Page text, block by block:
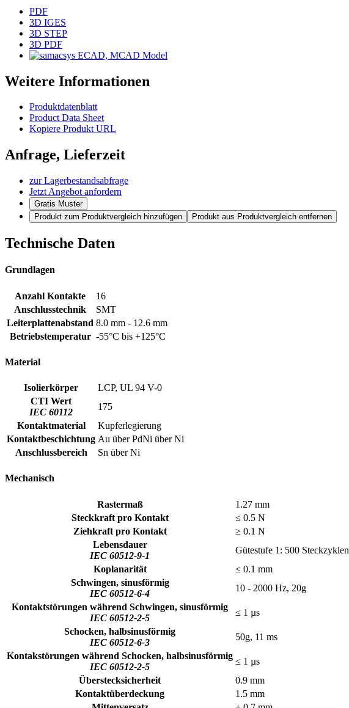
PDF
3D IGES
3D STEP
3D PDF
ECAD, MCAD Model
Weitere Informationen
Produktdatenblatt
Product Data Sheet
Kopiere Produkt URL
Anfrage, Lieferzeit
zur Lagerbestandsabfrage
Jetzt Angebot anfordern
Gratis Muster
Produkt zum Produktvergleich hinzufügen
Produkt aus Produktvergleich entfernen
Technische Daten
Grundlagen
Anzahl Kontakte
16
Anschlusstechnik
SMT
Leiterplattenabstand 8.0 mm - 12.6 mm
Betriebstemperatur -55°C bis +125°C
Material
Isolierkörper
LCP, UL 94 V-0
CTI Wert
IEC 60112
175
Kontaktmaterial
Kupferlegierung
Kontaktbeschichtung Au über PdNi über Ni
Anschlussbereich
Sn über Ni
Mechanisch
Rastermaß
1.27 mm
Steckkraft pro Kontakt
≤ 0.5 N
Ziehkraft pro Kontakt
≥ 0.1 N
Lebensdauer
IEC 60512-9-1
Gütestufe 1: 500 Steckzyklen
Koplanarität
≤ 0.1 mm
Schwingen, sinusförmig
IEC 60512-6-4
10 - 2000 Hz, 20g
Kontaktstörungen während Schwingen, sinusförmig
IEC 60512-2-5
≤ 1 µs
Schocken, halbsinusförmig
IEC 60512-6-3
50g, 11 ms
Kontakstörungen während Schocken, halbsinusförmig
IEC 60512-2-5
≤ 1 µs
Überstecksicherheit
0.9 mm
Kontaktüberdeckung
1.5 mm